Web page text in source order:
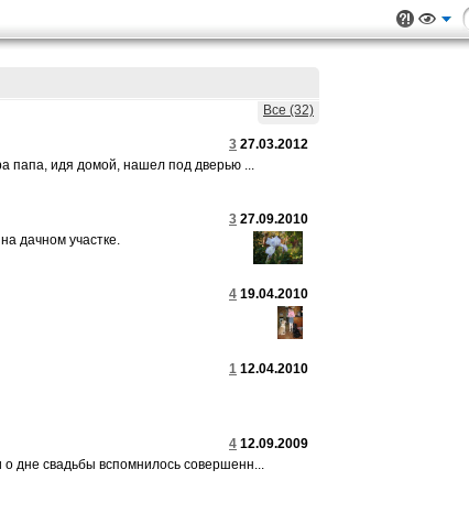
Все (32)
3 27.03.2012
папа, идя домой, нашел под дверью ...
3 27.09.2010
дачном участке.
4 19.04.2010
1 12.04.2010
4 12.09.2009
о дне свадьбы вспомнилось совершенн...